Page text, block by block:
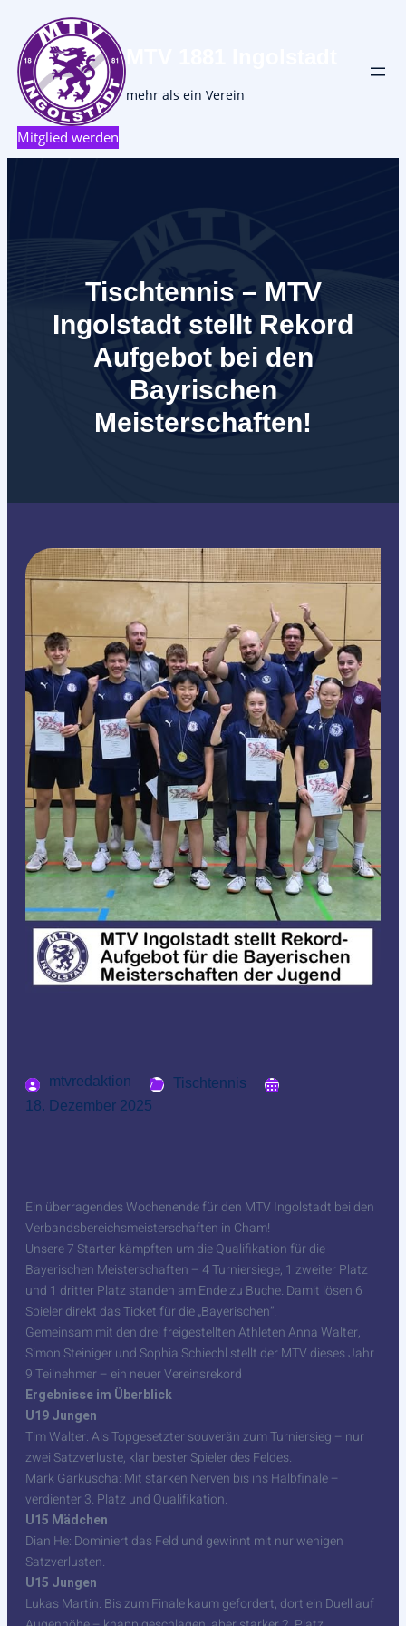
MTV 1881 Ingolstadt
mehr als ein Verein
Mitglied werden
Tischtennis – MTV
Ingolstadt stellt Rekord
Aufgebot bei den
Bayrischen
Meisterschaften!
mtvredaktion
Tischtennis
18. Dezember 2025
Ein überragendes Wochenende für den MTV Ingolstadt bei den
Verbandsbereichsmeisterschaften in Cham!
Unsere 7 Starter kämpften um die Qualifikation für die
Bayerischen Meisterschaften – 4 Turniersiege, 1 zweiter Platz
und 1 dritter Platz standen am Ende zu Buche. Damit lösen 6
Spieler direkt das Ticket für die „Bayerischen“.
Gemeinsam mit den drei freigestellten Athleten Anna Walter,
Simon Steiniger und Sophia Schiechl stellt der MTV dieses Jahr
9 Teilnehmer – ein neuer Vereinsrekord
Ergebnisse im Überblick
U19 Jungen
Tim Walter: Als Topgesetzter souverän zum Turniersieg – nur
zwei Satzverluste, klar bester Spieler des Feldes.
Mark Garkuscha: Mit starken Nerven bis ins Halbfinale –
verdienter 3. Platz und Qualifikation.
U15 Mädchen
Dian He: Dominiert das Feld und gewinnt mit nur wenigen
Satzverlusten.
U15 Jungen
Lukas Martin: Bis zum Finale kaum gefordert, dort ein Duell auf